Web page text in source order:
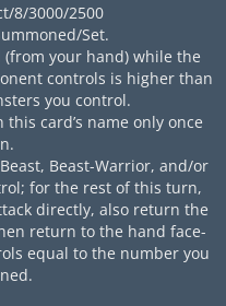
8/3000/2500
Set.
your hand) while the
controls is higher than
you control.
card’s name only once
Beast-Warrior, and/or
for the rest of this turn,
directly, also return the
return to the hand face-
equal to the number you